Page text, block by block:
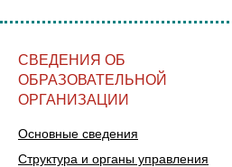
СВЕДЕНИЯ ОБ
ОБРАЗОВАТЕЛЬНОЙ
ОРГАНИЗАЦИИ
Основные сведения
Структура и органы управления